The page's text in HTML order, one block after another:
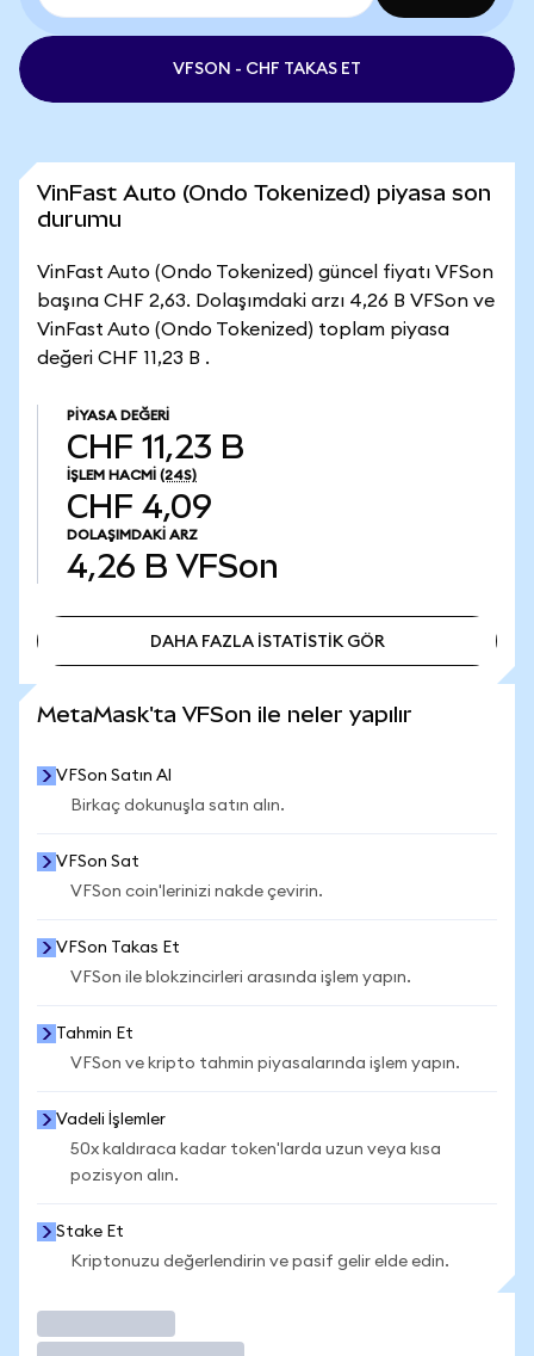
VFSON - CHF TAKAS ET
VinFast Auto (Ondo Tokenized) piyasa son
durumu
VinFast Auto (Ondo Tokenized) güncel fiyatı VFSon
başına CHF 2,63. Dolaşımdaki arzı 4,26 B VFSon ve
VinFast Auto (Ondo Tokenized) toplam piyasa
değeri CHF 11,23 B .
PIYASA DEĞERI
CHF 11,23 B
İŞLEM HACMI (24S)
CHF 4,09
DOLAŞIMDAKI ARZ
4,26 B VFSon
DAHA FAZLA İSTATİSTİK GÖR
MetaMask'ta VFSon ile neler yapılır
VFSon Satın Al
Birkaç dokunuşla satın alın.
VFSon Sat
VFSon coin'lerinizi nakde çevirin.
VFSon Takas Et
VFSon ile blokzincirleri arasında işlem yapın.
Tahmin Et
VFSon ve kripto tahmin piyasalarında işlem yapın.
Vadeli İşlemler
50x kaldıraca kadar token'larda uzun veya kısa
pozisyon alın.
Stake Et
Kriptonuzu değerlendirin ve pasif gelir elde edin.